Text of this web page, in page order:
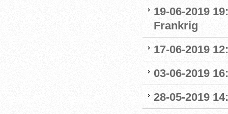
19-06-2019
Frankrig
17-06-2019
03-06-2019
28-05-2019